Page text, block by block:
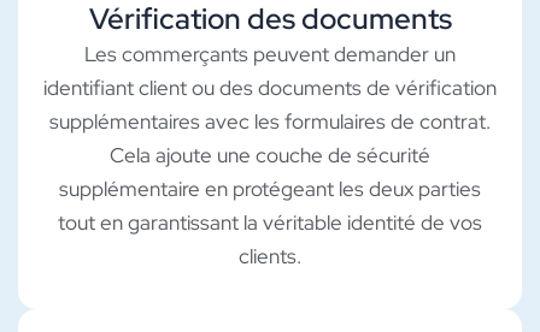
Vérification des documents
Les commerçants peuvent demander un
identifiant client ou des documents de vérification
supplémentaires avec les formulaires de contrat.
Cela ajoute une couche de sécurité
supplémentaire en protégeant les deux parties
tout en garantissant la véritable identité de vos
clients.